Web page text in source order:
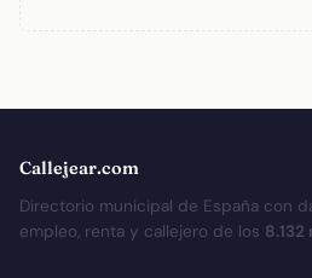
Callejear.com
Directorio municipal de España con
empleo, renta y callejero de los